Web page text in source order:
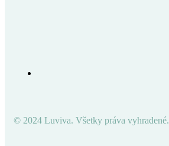
© 2024 Luviva. Všetky práva vyhradené.